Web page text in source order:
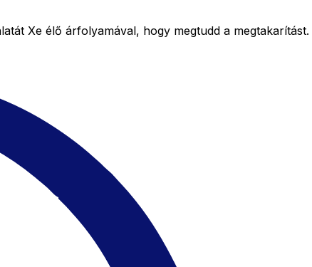
Xe élő árfolyamával, hogy megtudd a